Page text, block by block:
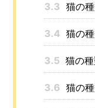
3.3 猫の
3.4 猫の
3.5 猫の
3.6 猫の